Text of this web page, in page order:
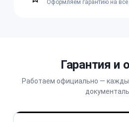
Оформляем гарантию на все
Гарантия и
Работаем официально —